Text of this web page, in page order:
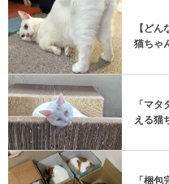
【ど
猫ちゃ
「マ
える猫
「梱